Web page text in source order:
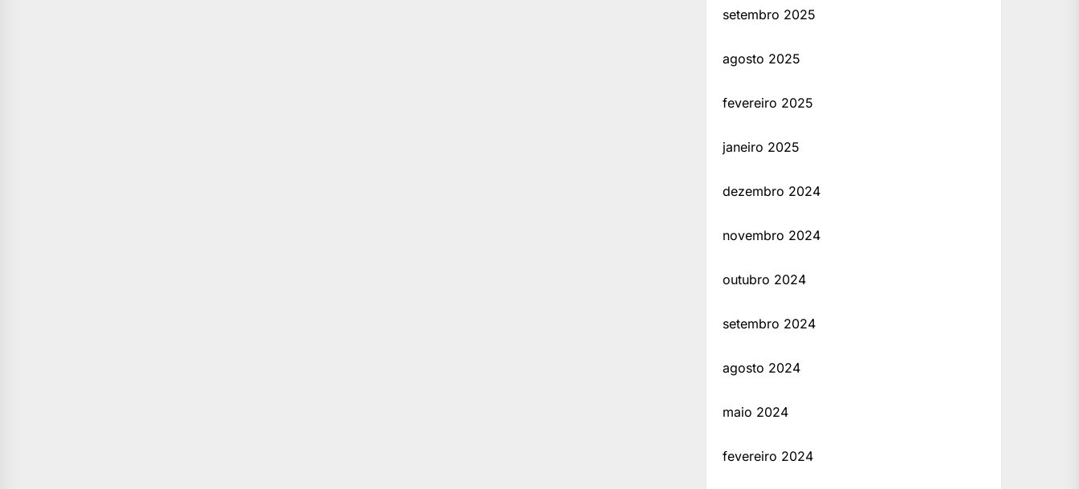
setembro 2025
agosto 2025
fevereiro 2025
janeiro 2025
dezembro 2024
novembro 2024
outubro 2024
setembro 2024
agosto 2024
maio 2024
fevereiro 2024